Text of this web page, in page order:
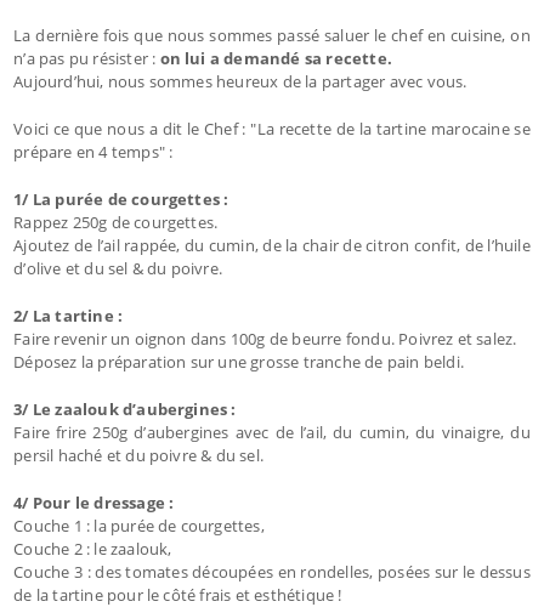
La dernière fois que nous sommes passé saluer le chef en cuisine, on
n’a pas pu résister : on lui a demandé sa recette.
Aujourd’hui, nous sommes heureux de la partager avec vous.
Voici ce que nous a dit le Chef : "La recette de la tartine marocaine se
prépare en 4 temps" :
1/ La purée de courgettes :
Rappez 250g de courgettes.
Ajoutez de l’ail rappée, du cumin, de la chair de citron confit, de l’huile
d’olive et du sel & du poivre.
2/ La tartine :
Faire revenir un oignon dans 100g de beurre fondu. Poivrez et salez.
Déposez la préparation sur une grosse tranche de pain beldi.
3/ Le zaalouk d’aubergines :
Faire frire 250g d’aubergines avec de l’ail, du cumin, du vinaigre, du
persil haché et du poivre & du sel.
4/ Pour le dressage :
Couche 1 : la purée de courgettes,
Couche 2 : le zaalouk,
Couche 3 : des tomates découpées en rondelles, posées sur le dessus
de la tartine pour le côté frais et esthétique !